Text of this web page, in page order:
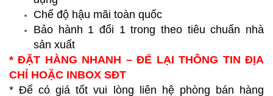
Chế độ hậu mãi toàn quốc
Bảo hành 1 đổi 1 trong theo tiêu chuẩn nhà
sản xuất
* ĐẶT HÀNG NHANH – ĐỂ LẠI THÔNG TIN ĐỊA
CHỈ HOẶC INBOX SĐT
* Để có giá tốt vui lòng liên hệ phòng bán hàng